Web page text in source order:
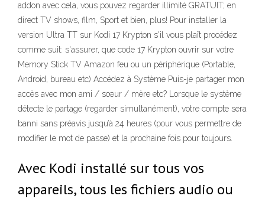
addon avec cela, vous pouvez regarder illimité GRATUIT; en
direct TV shows, film, Sport et bien, plus! Pour installer la
version Ultra TT sur Kodi 17 Krypton s'il vous plaît procédez
comme suit: s'assurer, que code 17 Krypton ouvrir sur votre
Memory Stick TV Amazon feu ou un périphérique (Portable,
Android, bureau etc) Accédez à Système Puis-je partager mon
accès avec mon ami / sœur / mère etc? Lorsque le système
détecte le partage (regarder simultanément), votre compte sera
banni sans préavis jusqu’à 24 heures (pour vous permettre de
modifier le mot de passe) et la prochaine fois pour toujours.
Avec Kodi installé sur tous vos
appareils, tous les fichiers audio ou